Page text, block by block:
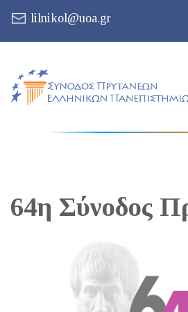
lilnikol@uoa.gr
64η Σύνοδος